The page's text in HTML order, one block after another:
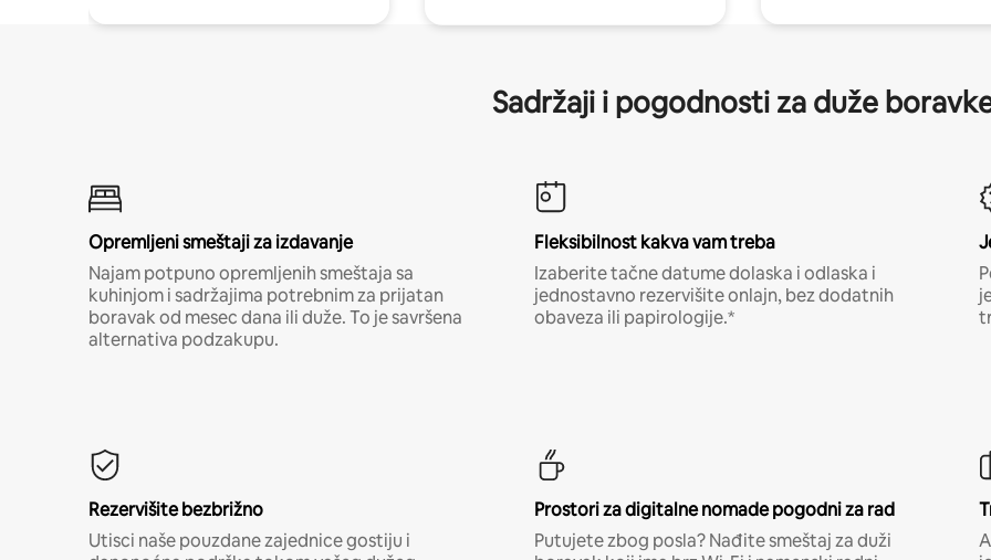
Sadržaji i pogodnosti za duže
Opremljeni smeštaji za izdavanje
Najam potpuno opremljenih smeštaja sa
kuhinjom i sadržajima potrebnim za prijatan
boravak od mesec dana ili duže. To je savršena
alternativa podzakupu.
Fleksibilnost kakva vam treba
Izaberite tačne datume dolaska i odlaska i
jednostavno rezervišite onlajn, bez dodatnih
obaveza ili papirologije.*
Rezervišite bezbrižno
Utisci naše pouzdane zajednice gostiju i
Prostori za digitalne nomade pogodni za rad
Putujete zbog posla? Nađite smeštaj za duži